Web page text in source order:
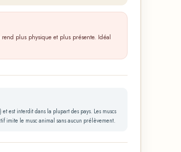
plus physique et plus présente. Idéal
est interdit dans la plupart des pays. Les muscs
imite le musc animal sans aucun prélèvement.